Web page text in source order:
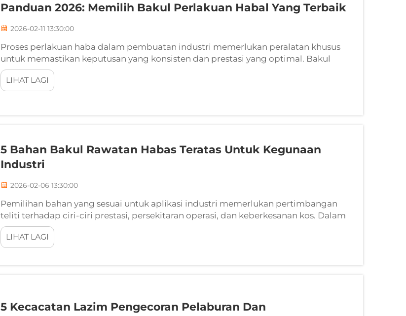
Panduan 2026: Memilih Bakul Perlakuan Habal Yang Terbaik
2026-02-11 13:30:00
Proses perlakuan haba dalam pembuatan industri memerlukan peralatan khusus
untuk memastikan keputusan yang konsisten dan prestasi yang optimal. Bakul
perlakuan haba berfungsi sebagai komponen kritikal dalam pelbagai aplikasi
pemprosesan haba, dari proses pelunakan...
LIHAT LAGI
5 Bahan Bakul Rawatan Habas Teratas Untuk Kegunaan
Industri
2026-02-06 13:30:00
Pemilihan bahan yang sesuai untuk aplikasi industri memerlukan pertimbangan
teliti terhadap ciri-ciri prestasi, persekitaran operasi, dan keberkesanan kos. Dalam
operasi perlakuan haba, pilihan bahan bakul secara langsung i...
LIHAT LAGI
5 Kecacatan Lazim Pengecoran Pelaburan Dan